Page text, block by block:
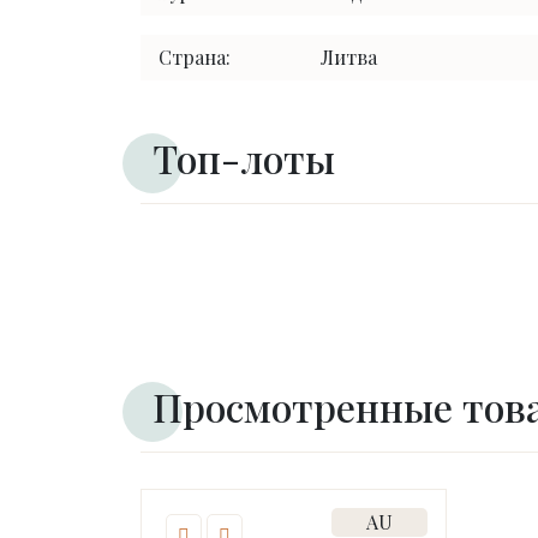
Страна: Литва
Топ-лоты
Просмотренные
AU